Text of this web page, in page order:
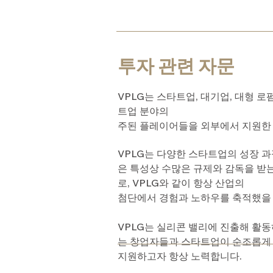
투자 관련 자문
VPLG는 스타트업, 대기업, 대형 로
트업 분야의
주된 플레이어들을 외부에서 지원
VPLG는 다양한 스타트업의 성장
은 특성상 수많은 규제와 감독을
로, VPLG와 같이 항상 산업의
첨단에서 경험과 노하우를 축적했
VPLG는 실리콘 밸리에 진출해 활
는 창업자들과 스타트업이 순조롭
지원하고자 항상 노력합니다.